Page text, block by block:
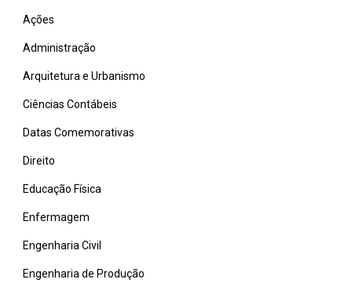
Ações
Administração
Arquitetura e Urbanismo
Ciências Contábeis
Datas Comemorativas
Direito
Educação Física
Enfermagem
Engenharia Civil
Engenharia de Produção